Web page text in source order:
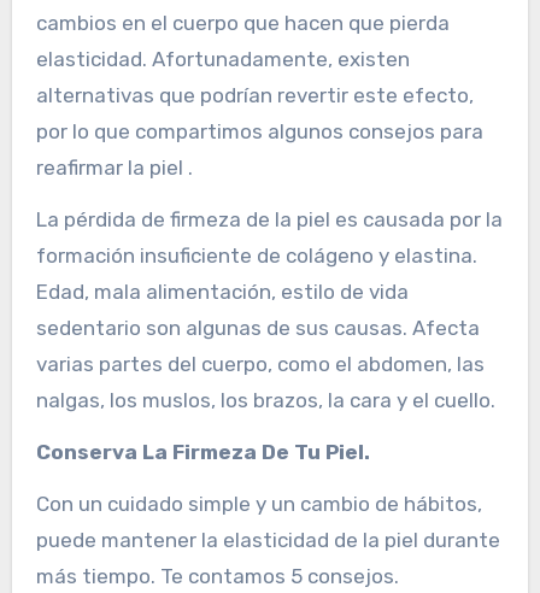
cambios en el cuerpo que hacen que pierda
elasticidad. Afortunadamente, existen
alternativas que podrían revertir este efecto,
por lo que compartimos algunos consejos para
reafirmar la piel .
La pérdida de firmeza de la piel es causada por la
formación insuficiente de colágeno y elastina.
Edad, mala alimentación, estilo de vida
sedentario son algunas de sus causas. Afecta
varias partes del cuerpo, como el abdomen, las
nalgas, los muslos, los brazos, la cara y el cuello.
Conserva La Firmeza De Tu Piel.
Con un cuidado simple y un cambio de hábitos,
puede mantener la elasticidad de la piel durante
más tiempo. Te contamos 5 consejos.